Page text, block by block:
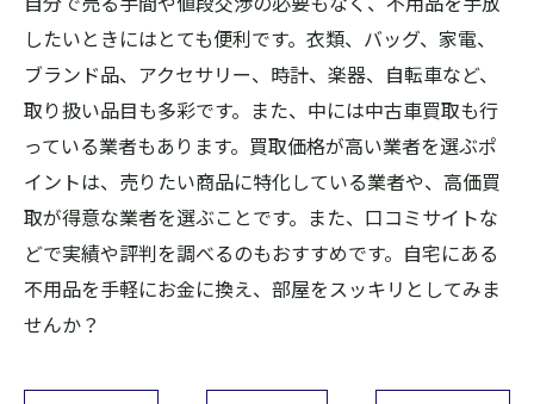
したいときにはとても便利です。衣類、バッグ、家電、
ブランド品、アクセサリー、時計、楽器、自転車など、
取り扱い品目も多彩です。また、中には中古車買取も行
っている業者もあります。買取価格が高い業者を選ぶポ
イントは、売りたい商品に特化している業者や、高価買
取が得意な業者を選ぶことです。また、口コミサイトな
どで実績や評判を調べるのもおすすめです。自宅にある
不用品を手軽にお金に換え、部屋をスッキリとしてみま
せんか？